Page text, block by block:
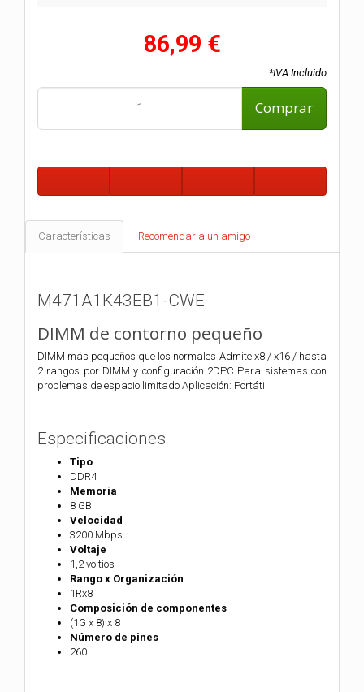
86,99 €
*IVA Incluido
Comprar
Características Recomendar a un amigo
M471A1K43EB1-CWE
DIMM de contorno pequeño
DIMM más pequeños que los normales Admite x8 / x16 / hasta
2 rangos por DIMM y configuración 2DPC Para sistemas con
problemas de espacio limitado Aplicación: Portátil
Especificaciones
Tipo
DDR4
Memoria
8 GB
Velocidad
3200 Mbps
Voltaje
1,2 voltios
Rango x Organización
1Rx8
Composición de componentes
(1G x 8) x 8
Número de pines
260